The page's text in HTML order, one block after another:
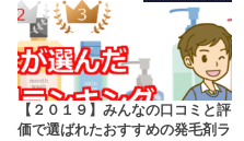
【２０１９】みんなの口コミと評
価で選ばれたおすすめの発毛剤ラ